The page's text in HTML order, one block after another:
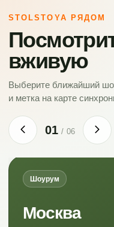
STOLSTOYA РЯДОМ
вживую
Выберите ближайший
и метка на карте
01 / 06
Шоурум
Москва